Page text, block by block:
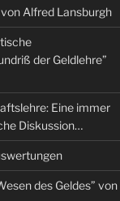
Alfred Lansburgh
der Geldlehre”
Eine immer
Diskussion…
des Geldes” von